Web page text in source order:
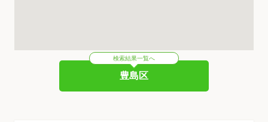
検索結果一覧へ
豊島区